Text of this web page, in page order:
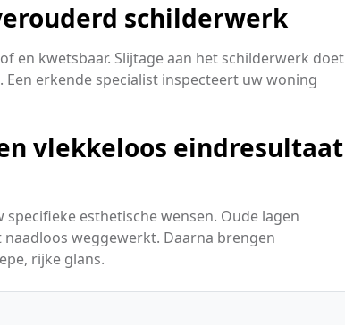
schilderwerk
en kwetsbaar. Slijtage aan het schilderwerk doet
erkende specialist inspecteert uw woning
vlekkeloos eindresultaat
esthetische wensen. Oude lagen
weggewerkt. Daarna brengen
rijke glans.